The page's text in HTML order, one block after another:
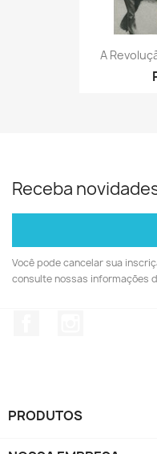
A
Receba
Você pode cancelar sua
consulte nossas informações
PRODUTOS